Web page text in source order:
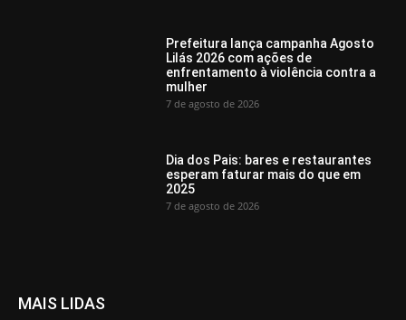
Prefeitura lança campanha Agosto
Lilás 2026 com ações de
enfrentamento à violência contra a
mulher
7 de agosto de 2026
Dia dos Pais: bares e restaurantes
esperam faturar mais do que em
2025
7 de agosto de 2026
MAIS LIDAS